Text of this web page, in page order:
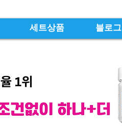
세트상품 블로그